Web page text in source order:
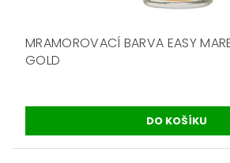
MRAMOROVACÍ BARVA EASY
GOLD